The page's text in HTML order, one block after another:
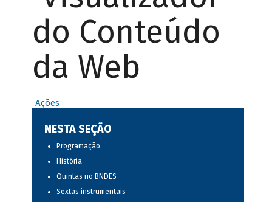
do Conteúdo
da Web
Ações
NESTA SEÇÃO
Programação
História
Quintas no BNDES
Sextas instrumentais